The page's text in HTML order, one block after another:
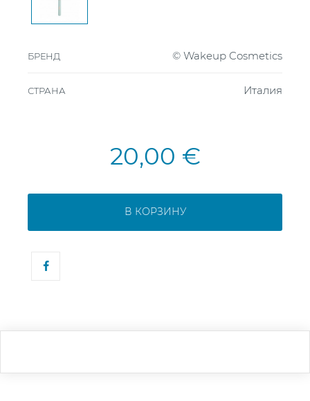
БРЕНД © Wakeup Cosmetics
СТРАНА Италия
20,00 €
В КОРЗИНУ